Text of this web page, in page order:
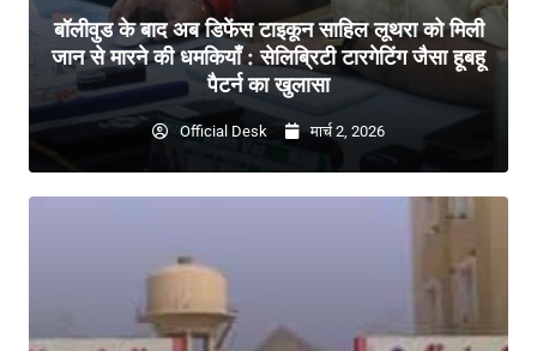
बॉलीवुड के बाद अब डिफेंस टाइकून साहिल लूथरा को मिली
जान से मारने की धमकियाँ : सेलिब्रिटी टारगेटिंग जैसा हूबहू
पैटर्न का खुलासा
Official Desk मार्च 2, 2026